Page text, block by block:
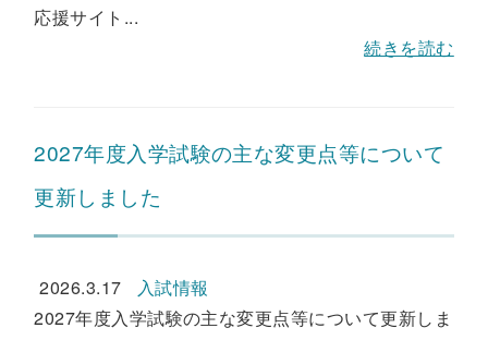
応援サイト...
続きを読む
2027年度入学試験の主な変更点等について
更新しました
2026.3.17
入試情報
2027年度入学試験の主な変更点等について更新しま